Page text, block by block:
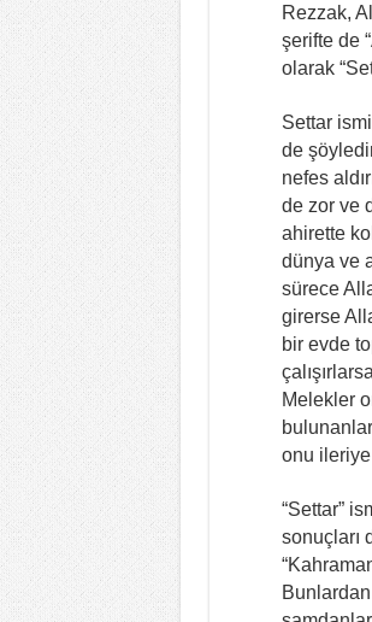
Rezzak,
şerifte de
olarak
Settar
de
nefes
de zor ve
ahirette
dünya ve
sürece
girerse
bir evde
Melekler
onu
“Settar”
sonuçları